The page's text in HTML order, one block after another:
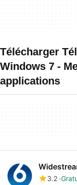
Télécharger
Windows 7 -
applications
3.2